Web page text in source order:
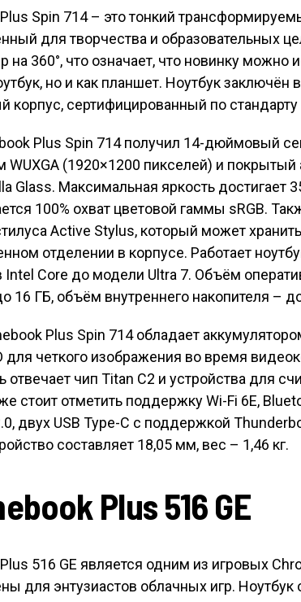
Spin 714 – это тонкий
для творчества и образовательных
на 360°, что означает, что новинку можно
но и как планшет. Ноутбук заключён
корпус, сертифицированный по стандарту
Plus Spin 714 получил 14-дюймовый
WUXGA (1920×1200 пикселей) и
Glass. Максимальная яркость достигает
100% охват цветовой гаммы sRGB.
Active Stylus, который может
отделении в корпусе. Работает
Intel Core до модели Ultra 7. Объём
16 ГБ, объём внутреннего накопителя –
Plus Spin 714 обладает
для четкого изображения во время
отвечает чип Titan C2 и устройства для
стоит отметить поддержку Wi-Fi 6E,
двух USB Type-C с поддержкой
составляет 18,05 мм, вес – 1,46 кг.
Plus 516 GE
516 GE является одним из игровых
для энтузиастов облачных игр. Ноутбук